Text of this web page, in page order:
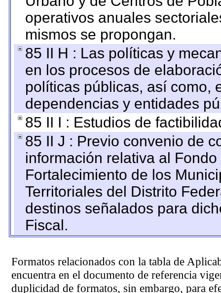
operativos anuales
mismos se propongan.
85 II H : Las políticas y
en los procesos de
políticas públicas, así como,
dependencias y entidades
85 II I : Estudios de
85 II J : Previo convenio de
información relativa al
Fortalecimiento de los
Territoriales del Distrito
destinos señalados para
Fiscal.
Formatos relacionados con la tabla de
encuentra en el documento de referencia
duplicidad de formatos, sin embargo, para